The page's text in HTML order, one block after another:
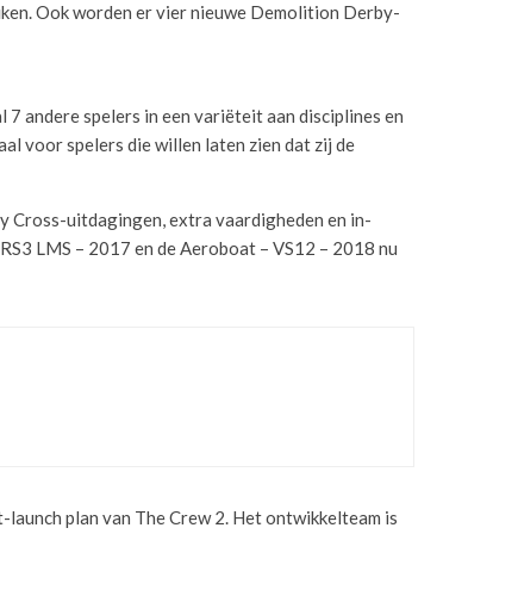
Ook worden er vier nieuwe Demolition Derby-
andere spelers in een variëteit aan disciplines en
voor spelers die willen laten zien dat zij de
Cross-uitdagingen, extra vaardigheden en in-
LMS – 2017 en de Aeroboat – VS12 – 2018 nu
plan van The Crew 2. Het ontwikkelteam is